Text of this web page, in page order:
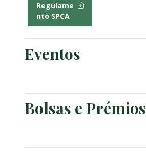
Regulame
nto SPCA
Eventos
Bolsas e Prémios